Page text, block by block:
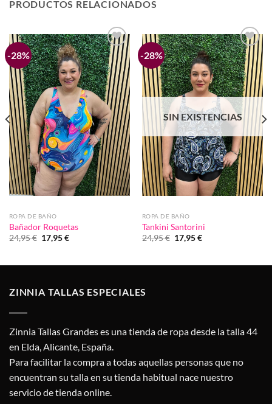
PRODUCTOS RELACIONADOS
-28%
Añadir
a la
lista de
deseos
ROPA DE BAÑO
Bañador Roquetas
24,95€ El
precio
17,95€El
-28%
Añadir
a la
lista de
deseos
SIN EXISTENCIAS
ROPA DE BAÑO
Tankini Santorini
24,95€ El
precio
17,95€El
ZINNIA TALLAS ESPECIALES
Zinnia Tallas Grandes es una tienda de ropa desde la talla 44
en Elda, Alicante, España.
Para facilitar la compra a todas aquellas personas que no
encuentran su talla en su tienda habitual nace nuestro
servicio de tienda online.